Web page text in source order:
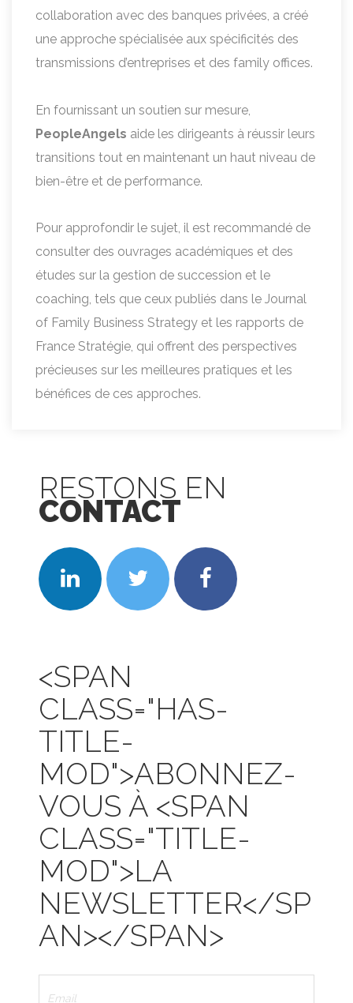
collaboration avec des banques privées, a créé
une approche spécialisée aux spécificités des
transmissions d’entreprises et des family offices.
En fournissant un soutien sur mesure,
PeopleAngels aide les dirigeants à réussir leurs
transitions tout en maintenant un haut niveau de
bien-être et de performance.
Pour approfondir le sujet, il est recommandé de
consulter des ouvrages académiques et des
études sur la gestion de succession et le
coaching, tels que ceux publiés dans le Journal
of Family Business Strategy et les rapports de
France Stratégie, qui offrent des perspectives
précieuses sur les meilleures pratiques et les
bénéfices de ces approches.
RESTONS EN
CONTACT
<SPAN
CLASS="HAS-
TITLE-
MOD">ABONNEZ-
VOUS À <SPAN
CLASS="TITLE-
MOD">LA
NEWSLETTER</SP
AN></SPAN>